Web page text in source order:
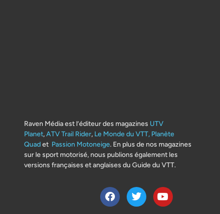
Raven Média est l’éditeur des magazines UTV
Planet,ATV Trail Rider, Le Monde du VTT, Planète
Quadet Passion Motoneige. En plus de nos magazines
sur le sport motorisé, nous publions également les
versions françaises et anglaises du Guide du VTT.